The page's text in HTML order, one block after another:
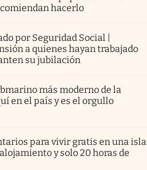
hacerlo
por Seguridad Social |
a quienes hayan trabajado
su jubilación
más moderno de la
en el país y es el orgullo
para vivir gratis en una isla
y solo 20 horas de